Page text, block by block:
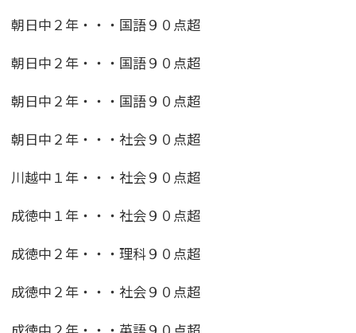
朝日中２年・・・国語９０点超
朝日中２年・・・国語９０点超
朝日中２年・・・国語９０点超
朝日中２年・・・社会９０点超
川越中１年・・・社会９０点超
成徳中１年・・・社会９０点超
成徳中２年・・・理科９０点超
成徳中２年・・・社会９０点超